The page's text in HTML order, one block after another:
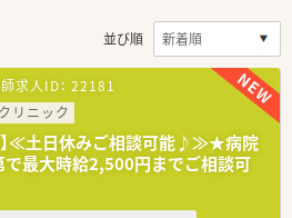
並び順
求人ID： 22181
リニック
】≪土日休みご相談可能♪≫★病院
最大時給2,500円までご相談可